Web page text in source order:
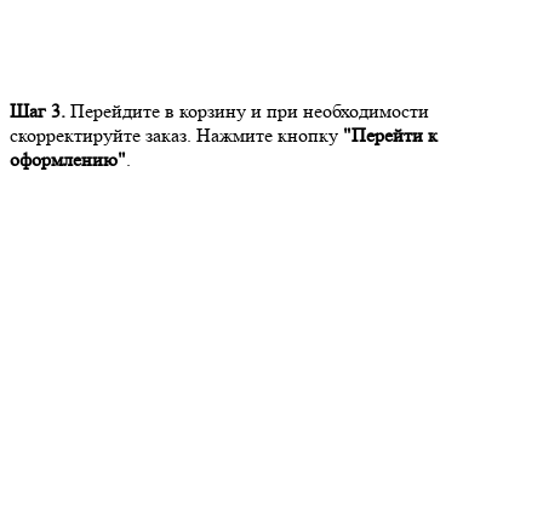
Шаг 3. Перейдите в корзину и при необходимости
скорректируйте заказ. Нажмите кнопку "Перейти к
оформлению"